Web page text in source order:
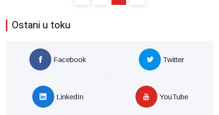
Ostani u toku
Facebook Twitter
LinkedIn YouTube